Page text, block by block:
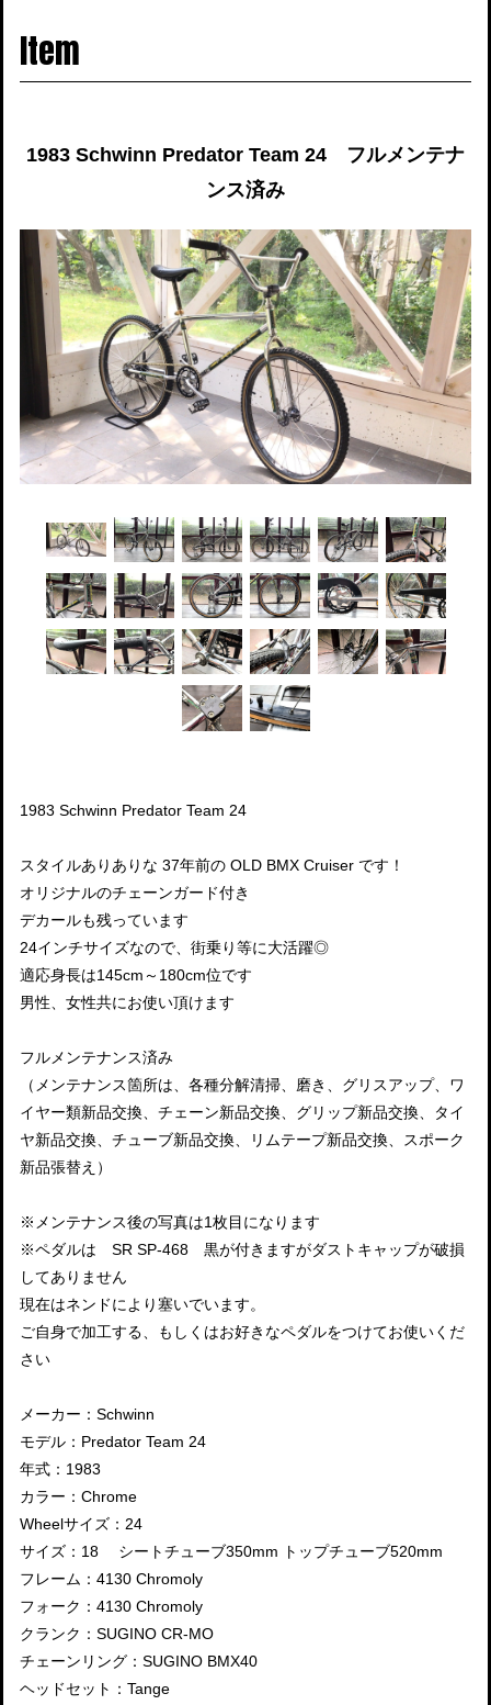
Item
1983 Schwinn Predator Team 24 フルメンテナ
ンス済み
1983 Schwinn Predator Team 24
スタイルありありな 37年前の OLD BMX Cruiser です！
オリジナルのチェーンガード付き
デカールも残っています
24インチサイズなので、街乗り等に大活躍◎
適応身長は145cm～180cm位です
男性、女性共にお使い頂けます
フルメンテナンス済み
（メンテナンス箇所は、各種分解清掃、磨き、グリスアップ、ワ
イヤー類新品交換、チェーン新品交換、グリップ新品交換、タイ
ヤ新品交換、チューブ新品交換、リムテープ新品交換、スポーク
新品張替え）
※メンテナンス後の写真は1枚目になります
※ペダルは SR SP-468 黒が付きますがダストキャップが破損
してありません
現在はネンドにより塞いでいます。
ご自身で加工する、もしくはお好きなペダルをつけてお使いくだ
さい
メーカー：Schwinn
モデル：Predator Team 24
年式：1983
カラー：Chrome
Wheelサイズ：24
サイズ：18 シートチューブ350mm トップチューブ520mm
フレーム：4130 Chromoly
フォーク：4130 Chromoly
クランク：SUGINO CR-MO
チェーンリング：SUGINO BMX40
ヘッドセット：Tange